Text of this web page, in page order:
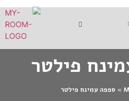
פילטר
» ספפה עמינח פילטר